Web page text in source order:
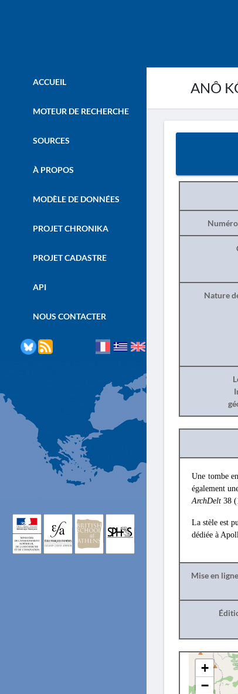
ANÔ
ACCUEIL
MOTEUR DE RECHERCHE
SOURCES
À PROPOS
MODÈLE DE DONNÉES
PROJET CHRONIKA
PROJET CADASTRE
API
NOUS CONTACTER
Nature
Une tombe
également
ArchDelt 38
La stèle est
dédiée à
Mise en
+
−